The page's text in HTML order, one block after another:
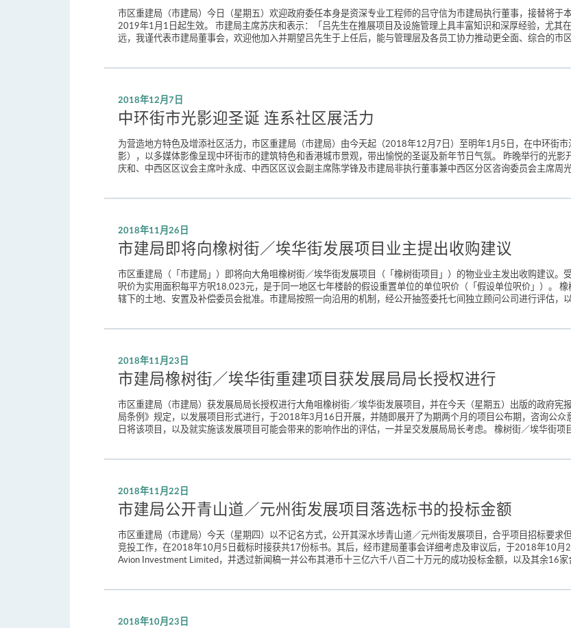
市区重建局（市建局）今日（星期五）欢迎政府委任本身是资深专业工程师的吕守信为市建局执行董事，接替将于
2019年1月1日起生效。 市建局主席苏庆和表示：「吕先生在推展项目及设施管理上具丰富知识和深厚经验，尤其
远，我谨代表市建局董事会，欢迎他加入并期望吕先生于上任后，能与管理层及各员工协力推动更全面、综合的
2018年12月7日
中环街市光影迎圣诞 连系社区展活力
为营造地方特色及增添社区活力，市区重建局（市建局）由今天起（2018年12月7日）至明年1月5日，在中环街
影），以多媒体影像呈现中环街市的建筑特色和香港城市景观，带出愉悦的圣诞及新年节日气氛。 昨晚举行的光
庆和、中西区区议会主席叶永成、中西区区议会副主席陈学锋及市建局非执行董事兼中西区分区咨询委员会主席周
2018年11月26日
市建局即将向橡树街／埃华街发展项目业主提出收购建议
市区重建局（「市建局」）即将向大角咀橡树街／埃华街发展项目（「橡树街项目」）的物业业主发出收购建议。
呎价为实用面积每平方呎18,023元，是于同一地区七年楼龄的假设重置单位的单位呎价（「假设单位呎价」）。
辖下的土地、安置及补偿委员会批准。市建局按照一向沿用的机制，经公开抽签委托七间独立顾问公司进行评估，
2018年11月23日
市建局橡树街／埃华街重建项目获发展局局长授权进行
市区重建局（市建局）获发展局局长授权进行大角咀橡树街／埃华街发展项目，并在今天（星期五）出版的政府宪
局条例》规定，以发展项目形式进行，于2018年3月16日开展，并随即展开了为期两个月的项目公布期，咨询公
日将该项目，以及就实施该发展项目可能会带来的影响作出的评估，一并呈交发展局局长考虑。 橡树街／埃华街
2018年11月22日
市建局公开青山道／元州街发展项目落选标书的投标金额
市区重建局（市建局）今天（星期四）以不记名方式，公开其深水埗青山道／元州街发展项目，合乎项目招标要求
竞投工作，在2018年10月5日截标时接获共17份标书。其后，经市建局董事会详细考虑及审议后，于2018年10月
Avion Investment Limited，并透过新闻稿一并公布其港币十三亿六千八百二十万元的成功投标金额，以及其余16
2018年10月23日